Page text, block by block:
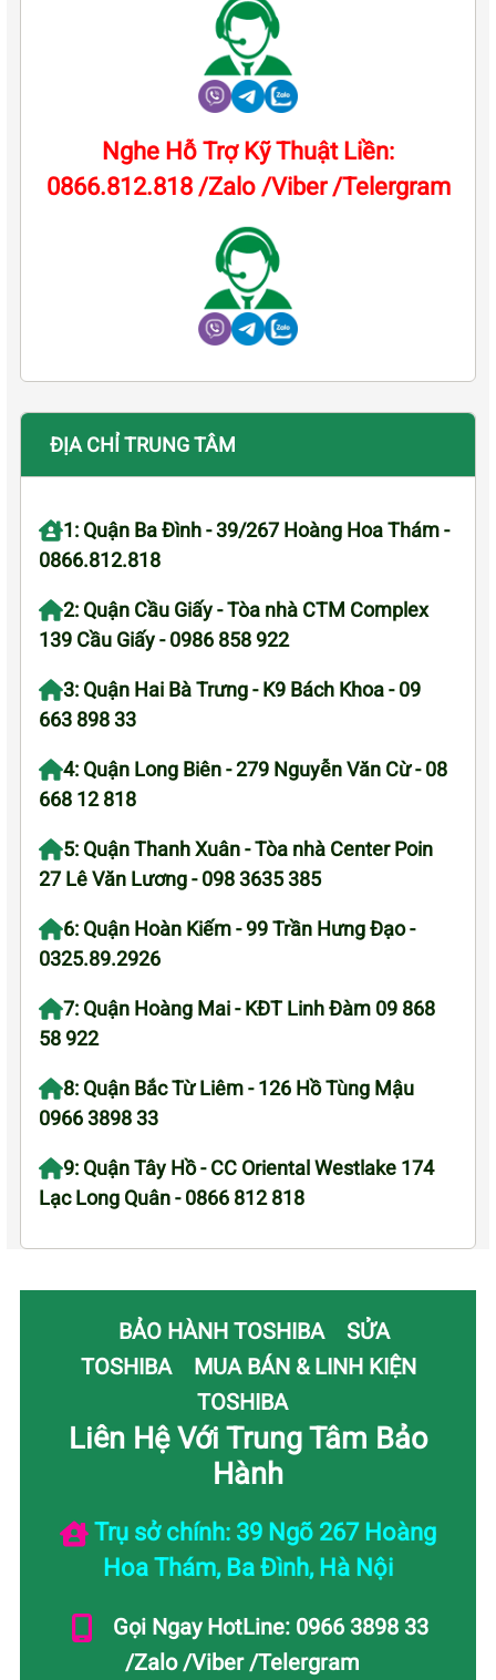
Nghe Hỗ Trợ Kỹ Thuật Liền:
0866.812.818 /Zalo /Viber /Telergram
ĐỊA CHỈ TRUNG TÂM
1: Quận Ba Đình - 39/267 Hoàng Hoa Thám -
0866.812.818
2: Quận Cầu Giấy - Tòa nhà CTM Complex
139 Cầu Giấy - 0986 858 922
3: Quận Hai Bà Trưng - K9 Bách Khoa - 09
663 898 33
4: Quận Long Biên - 279 Nguyễn Văn Cừ - 08
668 12 818
5: Quận Thanh Xuân - Tòa nhà Center Poin
27 Lê Văn Lương - 098 3635 385
6: Quận Hoàn Kiếm - 99 Trần Hưng Đạo -
0325.89.2926
7: Quận Hoàng Mai - KĐT Linh Đàm 09 868
58 922
8: Quận Bắc Từ Liêm - 126 Hồ Tùng Mậu
0966 3898 33
9: Quận Tây Hồ - CC Oriental Westlake 174
Lạc Long Quân - 0866 812 818
BẢO HÀNH TOSHIBA
SỬA
TOSHIBA
MUA BÁN & LINH KIỆN
TOSHIBA
Liên Hệ Với Trung Tâm Bảo
Hành
Trụ sở chính: 39 Ngõ 267 Hoàng
Hoa Thám, Ba Đình, Hà Nội
Gọi Ngay HotLine: 0966 3898 33
/Zalo /Viber /Telergram